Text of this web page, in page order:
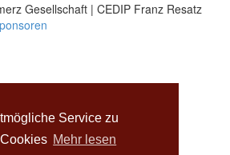
Service zu
Mehr lesen
Gesellschaft | CEDIP Franz Resatz